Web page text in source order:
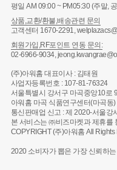
평일 AM 09:00 ~ PM05:30 (주말,
상품,교환/환불,배송관련 문의
고객센터 1670-2291,
회원가입,RF포인트 연동 문의:
02-6966-9034,
(주)아워홈 대표이사 : 김태원
사업자등록번호 : 107-81-76324
서울특별시 강서구 마곡중앙10로
아워홈 마곡 식품연구센터(마곡동)
통신판매업 신고 : 제 2020-서울강
본 서비스는 ㈜비즈마켓과 제휴를
COPYRIGHT (주)아워홈 All Rights
2020 소비자가 뽑은 가장 신뢰하